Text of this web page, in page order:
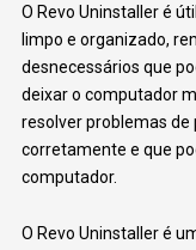
O Revo Uninstaller é
limpo e organizado,
desnecessários que
deixar o computador
resolver problemas
corretamente e que
computador.
O Revo Uninstaller é